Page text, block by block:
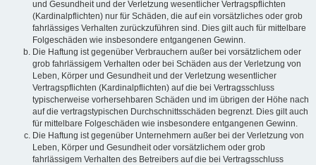
und Gesundheit und der Verletzung wesentlicher Vertragspflichten
(Kardinalpflichten) nur für Schäden, die auf ein vorsätzliches oder grob
fahrlässiges Verhalten zurückzuführen sind. Dies gilt auch für mittelbare
Folgeschäden wie insbesondere entgangenen Gewinn.
Die Haftung ist gegenüber Verbrauchern außer bei vorsätzlichem oder
grob fahrlässigem Verhalten oder bei Schäden aus der Verletzung von
Leben, Körper und Gesundheit und der Verletzung wesentlicher
Vertragspflichten (Kardinalpflichten) auf die bei Vertragsschluss
typischerweise vorhersehbaren Schäden und im übrigen der Höhe nach
auf die vertragstypischen Durchschnittsschäden begrenzt. Dies gilt auch
für mittelbare Folgeschäden wie insbesondere entgangenen Gewinn.
Die Haftung ist gegenüber Unternehmern außer bei der Verletzung von
Leben, Körper und Gesundheit oder vorsätzlichem oder grob
fahrlässigem Verhalten des Betreibers auf die bei Vertragsschluss